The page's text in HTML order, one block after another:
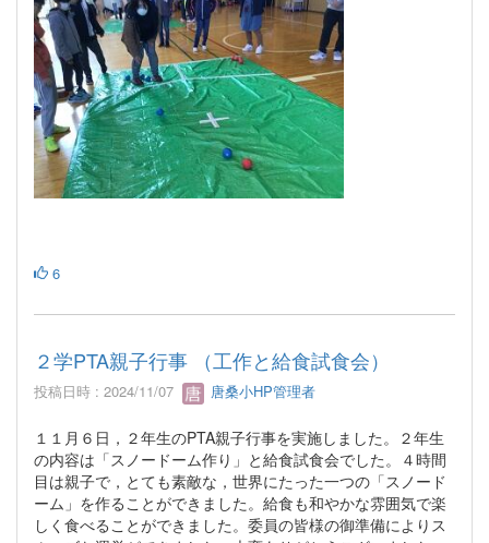
6
２学PTA親子行事 （工作と給食試食会）
投稿日時 : 2024/11/07 唐桑小HP管理者
１１月６日，２年生のPTA親子行事を実施しました。２年生
の内容は「スノードーム作り」と給食試食会でした。４時間
目は親子で，とても素敵な，世界にたった一つの「スノード
ーム」を作ることができました。給食も和やかな雰囲気で楽
しく食べることができました。委員の皆様の御準備によりス